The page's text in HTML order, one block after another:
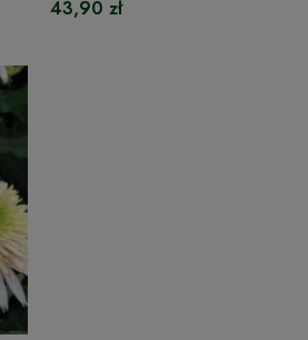
43,90 zł